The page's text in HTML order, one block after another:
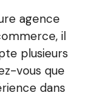
agence
il
plusieurs
vous que
dans